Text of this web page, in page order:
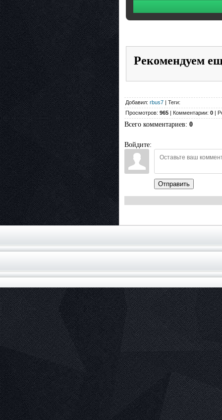
Рекомендуем
Добавил: rbus7 | Теги:
Просмотров: 965 | Комментарии: 0 |
Всего комментариев: 0
Войдите:
Отправить